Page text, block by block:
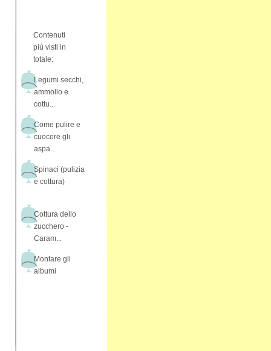
Contenuti
più visti in
totale:
Legumi secchi,
ammollo e
cottu...
Come pulire e
cuocere gli
aspa...
Spinaci (pulizia
e cottura)
Cottura dello
zucchero -
Caram...
Montare gli
albumi